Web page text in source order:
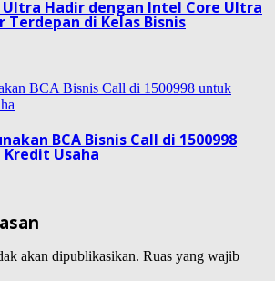
Ultra Hadir dengan Intel Core Ultra
Terdepan di Kelas Bisnis
BCA Bisnis Call di 1500998
Usaha
akan dipublikasikan. Ruas yang wajib